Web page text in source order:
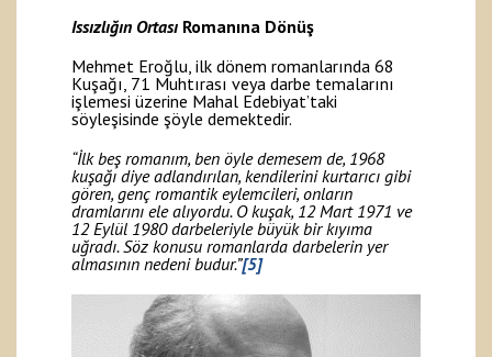
Issızlığın Ortası Romanına Dönüş
Mehmet Eroğlu, ilk dönem romanlarında 68
Kuşağı, 71 Muhtırası veya darbe temalarını
işlemesi üzerine Mahal Edebiyat’taki
söyleşisinde şöyle demektedir.
“İlk beş romanım, ben öyle demesem de, 1968
kuşağı diye adlandırılan, kendilerini kurtarıcı gibi
gören, genç romantik eylemcileri, onların
dramlarını ele alıyordu. O kuşak, 12 Mart 1971 ve
12 Eylül 1980 darbeleriyle büyük bir kıyıma
uğradı. Söz konusu romanlarda darbelerin yer
almasının nedeni budur.”[5]